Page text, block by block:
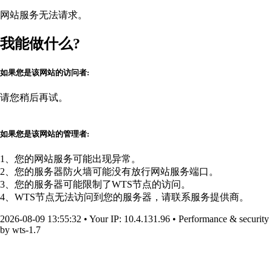
网站服务无法请求。
我能做什么?
如果您是该网站的访问者:
请您稍后再试。
如果您是该网站的管理者:
1、您的网站服务可能出现异常。
2、您的服务器防火墙可能没有放行网站服务端口。
3、您的服务器可能限制了WTS节点的访问。
4、WTS节点无法访问到您的服务器，请联系服务提供商。
2026-08-09 13:55:32 • Your IP: 10.4.131.96 • Performance & security
by wts-1.7